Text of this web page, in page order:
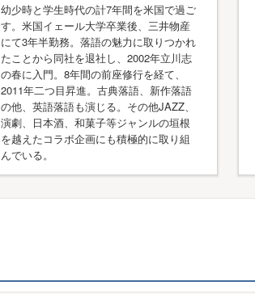
幼少時と学生時代の計7年間を米国で過ご
す。米国イェール大学卒業後、三井物産
にて3年半勤務。落語の魅力に取りつかれ
たことから同社を退社し、2002年立川志
の春に入門。8年間の前座修行を経て、
2011年二つ目昇進。古典落語、新作落語
の他、英語落語も演じる。その他JAZZ、
演劇、日本酒、和菓子等ジャンルの垣根
を越えたコラボ企画にも積極的に取り組
んでいる。